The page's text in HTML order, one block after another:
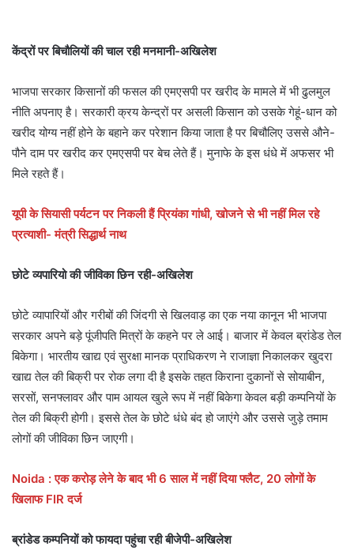
केंद्रों पर बिचौलियों की चाल रही मनमानी-अखिलेश
भाजपा सरकार किसानों की फसल की एमएसपी पर खरीद के मामले में भी ढुलमुल
नीति अपनाए है। सरकारी क्रय केन्द्रों पर असली किसान को उसके गेहूं-धान को
खरीद योग्य नहीं होने के बहाने कर परेशान किया जाता है पर बिचौलिए उससे औने-
पौने दाम पर खरीद कर एमएसपी पर बेच लेते हैं। मुनाफे के इस धंधे में अफसर भी
मिले रहते हैं।
यूपी के सियासी पर्यटन पर निकली हैं प्रियंका गांधी, खोजने से भी नहीं मिल रहे
प्रत्याशी- मंत्री सिद्धार्थ नाथ
छोटे व्यपारियो की जीविका छिन रही-अखिलेश
छोटे व्यापारियों और गरीबों की जिंदगी से खिलवाड़ का एक नया कानून भी भाजपा
सरकार अपने बड़े पूंजीपति मित्रों के कहने पर ले आई। बाजार में केवल ब्रांडेड तेल
बिकेगा। भारतीय खाद्य एवं सुरक्षा मानक प्राधिकरण ने राजाज्ञा निकालकर खुदरा
खाद्य तेल की बिक्री पर रोक लगा दी है इसके तहत किराना दुकानों से सोयाबीन,
सरसों, सनफ्लावर और पाम आयल खुले रूप में नहीं बिकेगा केवल बड़ी कम्पनियों के
तेल की बिक्री होगी। इससे तेल के छोटे धंधे बंद हो जाएंगे और उससे जुड़े तमाम
लोगों की जीविका छिन जाएगी।
Noida : एक करोड़ लेने के बाद भी 6 साल में नहीं दिया फ्लैट, 20 लोगों के
खिलाफ FIR दर्ज
ब्रांडेड कम्पनियों को फायदा पहुंचा रही बीजेपी-अखिलेश